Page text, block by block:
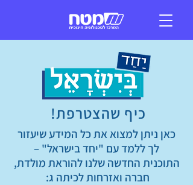
כיף שהצטרפת!
כאן ניתן למצוא את כל המידע שיעזור
לך ללמד עם "יחד בישראל" –
התוכנית החדשה שלנו להוראת מולדת,
חברה ואזרחות לכיתה ג: